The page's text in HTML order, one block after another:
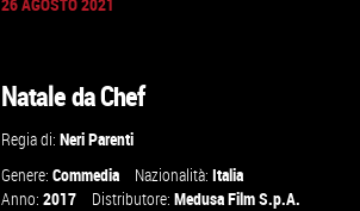
Natale da Chef
Regia di:Neri Parenti
Genere:Commedia Nazionalità:Italia
Anno:2017 Distributore:Medusa Film S.p.A.